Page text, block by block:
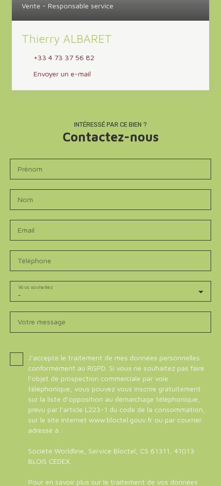
Vente - Responsable service
Thierry ALBARET
+33 4 73 37 56 82
Envoyer un e-mail
INTÉRESSÉ PAR CE BIEN ?
Contactez-nous
Prénom
Nom
Email
Téléphone
-
Vous souhaitez
Votre message
J'accepte le traitement de mes données personnelles
conformément au RGPD. Si vous ne souhaitez pas faire
l'objet de prospection commerciale par voie
téléphonique, vous pouvez vous inscrire gratuitement
sur la liste d'opposition au démarchage téléphonique,
prévu par l'article L223-1 du code de la consommation,
sur le site Internet www.bloctel.gouv.fr ou par courrier
adressé à :
Société Worldline, Service Bloctel, CS 61311, 41013
BLOIS CEDEX.
Pour en savoir plus sur le traitement de vos données